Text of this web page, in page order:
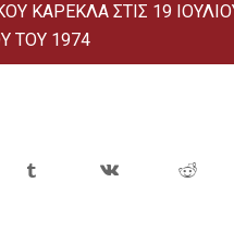
ΚΑΡΕΚΛΑ ΣΤΙΣ 19
ΤΟΥ 1974